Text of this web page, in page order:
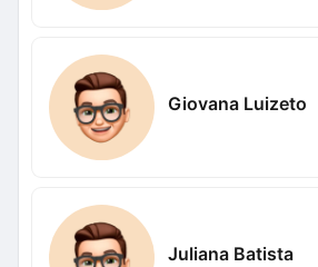
Giovana Luizeto
Juliana Batista